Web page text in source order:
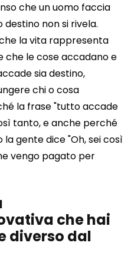
che un uomo faccia
non si rivela.
la vita rappresenta
che le cose accadano e
sia destino,
chi o cosa
la frase "tutto accade
tanto, e anche perché
la gente dice "Oh, sei così
vengo pagato per
che hai
diverso dal